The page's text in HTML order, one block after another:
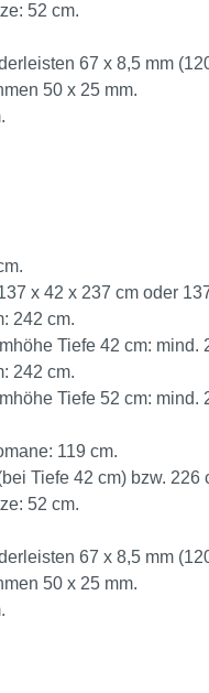
52 cm.
67 x 8,5 mm
50 x 25 mm.
x 42 x 237 cm oder
242 cm.
Tiefe 42 cm: mind.
242 cm.
Tiefe 52 cm: mind.
119 cm.
Tiefe 42 cm) bzw. 226
52 cm.
67 x 8,5 mm
50 x 25 mm.